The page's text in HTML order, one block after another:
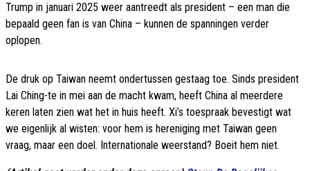
Trump in januari 2025 weer aantreedt als president – een man die
bepaald geen fan is van China – kunnen de spanningen verder
oplopen.
De druk op Taiwan neemt ondertussen gestaag toe. Sinds president
Lai Ching-te in mei aan de macht kwam, heeft China al meerdere
keren laten zien wat het in huis heeft. Xi’s toespraak bevestigt wat
we eigenlijk al wisten: voor hem is hereniging met Taiwan geen
vraag, maar een doel. Internationale weerstand? Boeit hem niet.